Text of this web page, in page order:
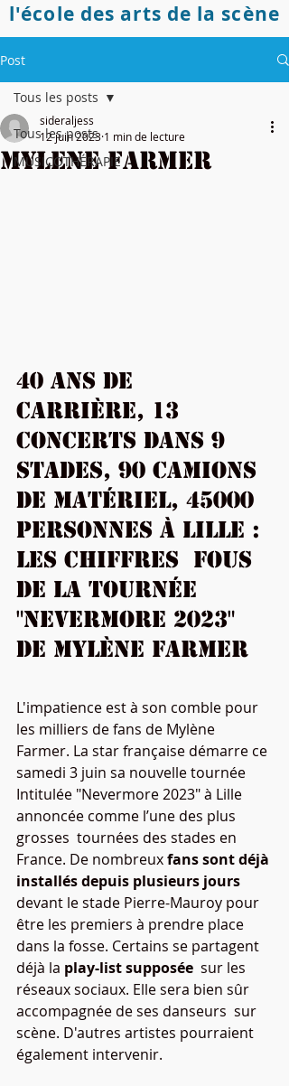
l'école des arts de la scène
Post
Tous les posts
MUSICOTHÉRAPIE
Tous les posts
MYLENE FARMER
sideraljess
12 juin 2023 1 min de lecture
40 ans de
carrière, 13
concerts dans 9
stades, 90 camions
de matériel, 45000
personnes à Lille :
les chiffres  fous
de la Tournée
"Nevermore 2023"
de Mylène Farmer
L'impatience est à son comble pour
les milliers de fans de Mylène
Farmer. La star française démarre ce
samedi 3 juin sa nouvelle tournée
Intitulée "Nevermore 2023" à Lille
annoncée comme l’une des plus
grosses  tournées des stades en
France. De nombreux fans sont déjà
installés depuis plusieurs jours
devant le stade Pierre-Mauroy pour
être les premiers à prendre place
dans la fosse. Certains se partagent
déjà la play-list supposée
  sur les
réseaux sociaux. Elle sera bien sûr
accompagnée de ses danseurs  sur
scène. D'autres artistes pourraient
également intervenir.